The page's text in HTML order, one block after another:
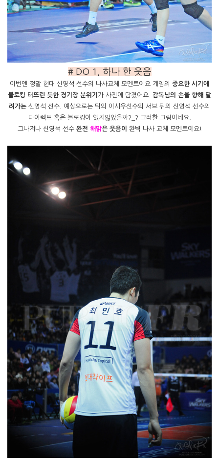
# DO 1, 하나 한 웃음
이번엔 정말 현대 신영석 선수의 나사교체 모멘트에요 게임의 중요한 시기에
블로킹 터뜨린 듯한 경기장 분위기 가 사진에 담겼어요. 감독님의 손을 향해 달
려가는 신영석 선수. 예상으로는 뒤의 이시우선수의 서브 뒤의 신영석 선수의
다이렉트 혹은 블로킹이 있지않았을까?_? 그러한 그림이네요.
그나저나 신영석 선수 완전 해맑은 웃음이 완벽 나사 교체 모멘트에요!